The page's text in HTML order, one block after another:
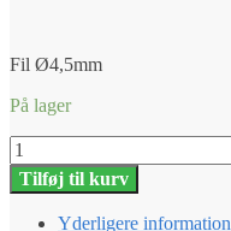
Fil Ø4,5mm
På lager
H38
PIXEL
3/8"
Tilføj til kurv
Yderligere information